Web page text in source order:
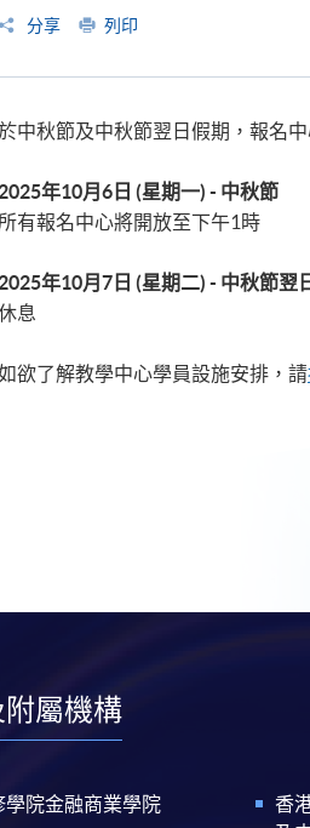
分享 列印
中秋節及中秋節翌日假期，報名
2025年10月 6 日 (星期一) - 中秋節
所有報名中心將開放至下午1時
2025年10月 7 日 (星期二) - 中秋節翌
息
欲了解教學中心學員設施安排，請
屬機構
院金融商業學院
香